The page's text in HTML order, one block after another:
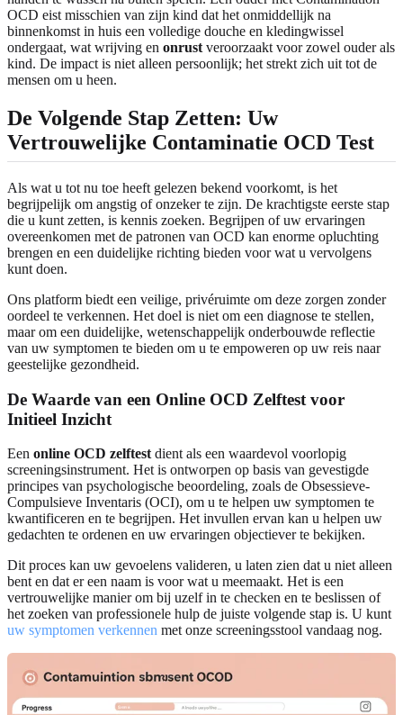
OCD eist misschien van zijn kind dat het onmiddellijk na
binnenkomst in huis een volledige douche en kledingwissel
ondergaat, wat wrijving en onrust veroorzaakt voor zowel ouder als
kind. De impact is niet alleen persoonlijk; het strekt zich uit tot de
mensen om u heen.
De Volgende Stap Zetten: Uw
Vertrouwelijke Contaminatie OCD Test
Als wat u tot nu toe heeft gelezen bekend voorkomt, is het
begrijpelijk om angstig of onzeker te zijn. De krachtigste eerste stap
die u kunt zetten, is kennis zoeken. Begrijpen of uw ervaringen
overeenkomen met de patronen van OCD kan enorme opluchting
brengen en een duidelijke richting bieden voor wat u vervolgens
kunt doen.
Ons platform biedt een veilige, privéruimte om deze zorgen zonder
oordeel te verkennen. Het doel is niet om een diagnose te stellen,
maar om een duidelijke, wetenschappelijk onderbouwde reflectie
van uw symptomen te bieden om u te empoweren op uw reis naar
geestelijke gezondheid.
De Waarde van een Online OCD Zelftest voor
Initieel Inzicht
Een online OCD zelftestdient als een waardevol voorlopig
screeningsinstrument. Het is ontworpen op basis van gevestigde
principes van psychologische beoordeling, zoals de Obsessieve-
Compulsieve Inventaris (OCI), om u te helpen uw symptomen te
kwantificeren en te begrijpen. Het invullen ervan kan u helpen uw
gedachten te ordenen en uw ervaringen objectiever te bekijken.
Dit proces kan uw gevoelens valideren, u laten zien dat u niet alleen
bent en dat er een naam is voor wat u meemaakt. Het is een
vertrouwelijke manier om bij uzelf in te checken en te beslissen of
het zoeken van professionele hulp de juiste volgende stap is. U kunt
uw symptomen verkennen met onze screeningsstool vandaag nog.